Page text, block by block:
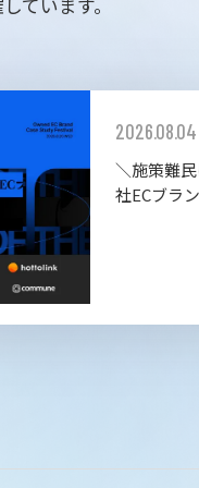
ています。
2026.08.04
＼施策難
社ECブラ